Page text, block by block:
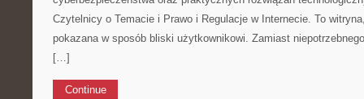
Czytelnicy o Temacie i Prawo i Regulacje w Internecie. To
pokazana w sposób bliski użytkownikowi. Zamiast
[…]
Continue